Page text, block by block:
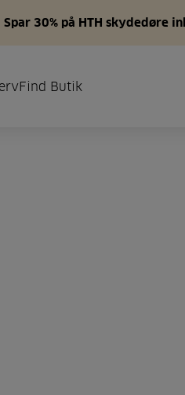
Spar 30% på HTH skydedøre
Find Butik